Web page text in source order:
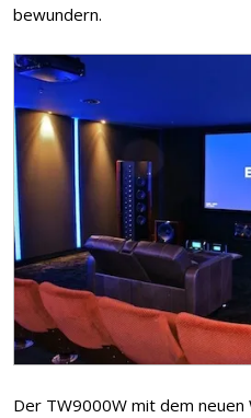
bewundern.
Der TW9000W mit dem neuen